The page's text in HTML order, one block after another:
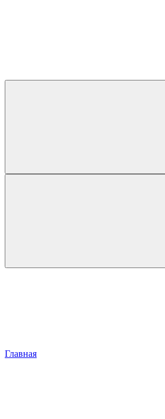
Главная